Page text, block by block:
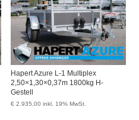
Hapert Azure L-1 Multiplex
2,50×1,30×0,37m 1800kg H-
Gestell
€ 2.935,00 inkl. 19% MwSt.